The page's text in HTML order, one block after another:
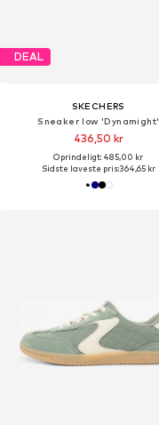
DEAL
SKECHERS
Sneaker low 'Dynamight'
436,50 kr
Oprindeligt: 485,00 kr
Sidste laveste pris:364,65 kr